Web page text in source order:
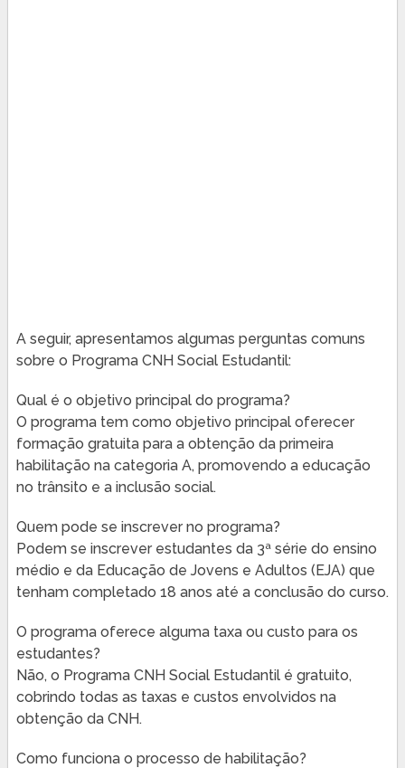
A seguir, apresentamos algumas perguntas comuns
sobre o Programa CNH Social Estudantil:
Qual é o objetivo principal do programa?
O programa tem como objetivo principal oferecer
formação gratuita para a obtenção da primeira
habilitação na categoria A, promovendo a educação
no trânsito e a inclusão social.
Quem pode se inscrever no programa?
Podem se inscrever estudantes da 3ª série do ensino
médio e da Educação de Jovens e Adultos (EJA) que
tenham completado 18 anos até a conclusão do curso.
O programa oferece alguma taxa ou custo para os
estudantes?
Não, o Programa CNH Social Estudantil é gratuito,
cobrindo todas as taxas e custos envolvidos na
obtenção da CNH.
Como funciona o processo de habilitação?